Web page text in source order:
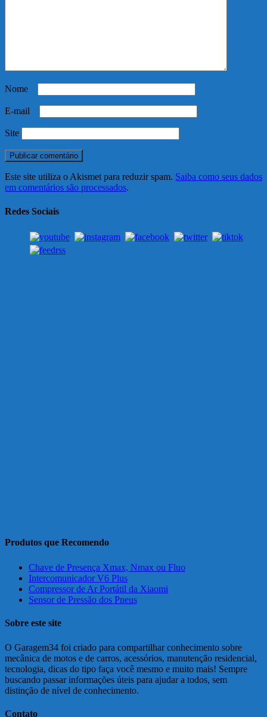
Nome
E-mail
Site
Este site utiliza o Akismet para reduzir spam. Saiba como seus dados
em comentários são processados.
Redes Sociais
Produtos que Recomendo
Chave de Presença Xmax, Nmax ou Fluo
Intercomunicador V6 Plus
Compressor de Ar Portátil da Xiaomi
Sensor de Pressão dos Pneus
Sobre este site
O Garagem34 foi criado para compartilhar conhecimento sobre
mecânica de motos e de carros, acessórios, manutenção residencial,
tecnologia, dicas do tipo faça você mesmo e muito mais! Sempre
buscando passar informações úteis para ajudar a todos, sem
distinção de nível de conhecimento.
Contato